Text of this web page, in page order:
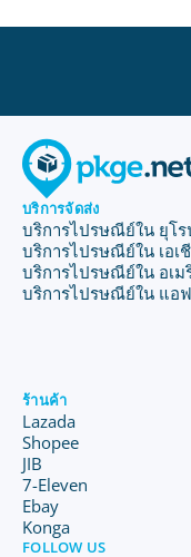
บริการจัดส่ง
บริการไปรษณีย์ใน ยุโร
บริการไปรษณีย์ใน เอเ
บริการไปรษณีย์ใน อเม
บริการไปรษณีย์ใน แอ
ร้านค้า
Lazada
Shopee
JIB
7-Eleven
Ebay
Konga
FOLLOW US